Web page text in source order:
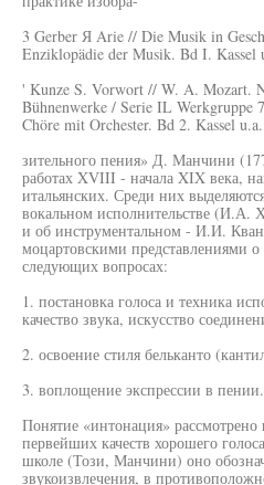
3 Gerber Я Arie // Die Musik in
Enziklopädie der Musik. Bd I. Kassel
' Kunze S. Vorwort // W. A. Mozart.
Bühnenwerke / Serie IL Werkgruppe
Chöre mit Orchester. Bd 2. Kassel
зительного пения» Д. Манчини
работах XVIII - начала XIX века,
итальянских. Среди них
вокальном исполнительстве
и об инструментальном - И.И.
моцартовскими представлениями о
следующих вопросах:
1. постановка голоса и техника
качество звука, искусство
2. освоение стиля бельканто
3. воплощение экспрессии в пении.
Понятие «интонация»
первейших качеств хорошего
школе (Този, Манчини) оно
звукоизвлечения, в